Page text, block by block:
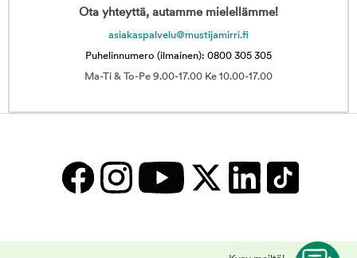
Ota yhteyttä, autamme mielellämme!
asiakaspalvelu@mustijamirri.fi
Puhelinnumero (ilmainen): 0800 305 305
Ma-Ti & To-Pe 9.00-17.00 Ke 10.00-17.00